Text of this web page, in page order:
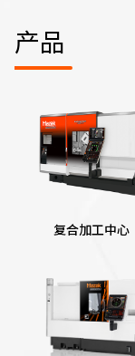
产品
复合加工中心